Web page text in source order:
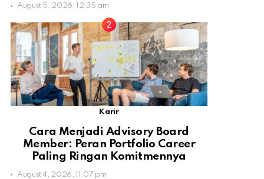
August 5, 2026, 12:35 am
Karir
Cara Menjadi Advisory Board
Member: Peran Portfolio Career
Paling Ringan Komitmennya
August 4, 2026, 11:07 pm